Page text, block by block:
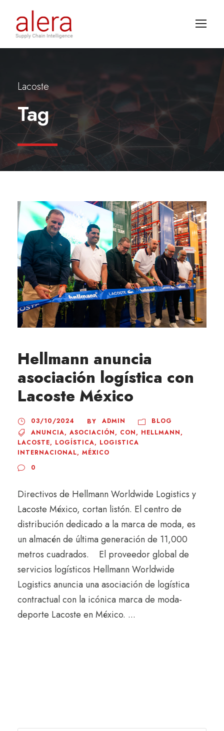
Lacoste
Tag
Hellmann anuncia
asociación logística con
Lacoste México
03/10/2024 BY ADMIN
BLOG
ANUNCIA, ASOCIACIÓN, CON, HELLMANN,
LACOSTE, LOGÍSTICA, LOGISTICA
INTERNACIONAL, MÉXICO
0
Directivos de Hellmann Worldwide Logistics y
Lacoste México, cortan listón. El centro de
distribución dedicado a la marca de moda, es
un almacén de última generación de 11,000
metros cuadrados. El proveedor global de
servicios logísticos Hellmann Worldwide
Logistics anuncia una asociación de logística
contractual con la icónica marca de moda-
deporte Lacoste en México. ...